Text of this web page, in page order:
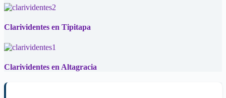
Clarividentes en Tipitapa
Clarividentes en Altagracia